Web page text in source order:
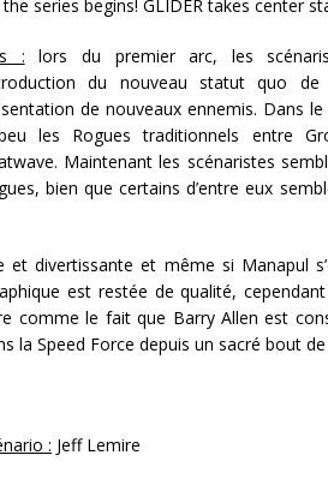
series begins! GLIDER takes center
: lors du premier arc, les
du nouveau statut quo
de nouveaux ennemis. Dans
les Rogues traditionnels entre
Maintenant les scénaristes
bien que certains d’entre eux
divertissante et même si Manapul
est restée de qualité,
comme le fait que Barry Allen est
la Speed Force depuis un sacré bout
: Jeff Lemire